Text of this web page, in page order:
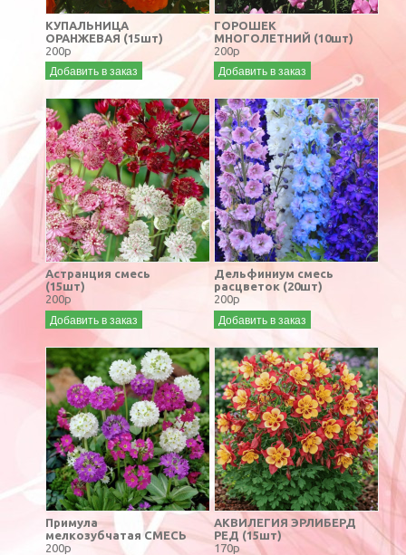
КУПАЛЬНИЦА
ОРАНЖЕВАЯ (15шт)
200р
Добавить в заказ
ГОРОШЕК
МНОГОЛЕТНИЙ (10шт)
200р
Добавить в заказ
Астранция смесь
(15шт)
200р
Добавить в заказ
Дельфиниум смесь
расцветок (20шт)
200р
Добавить в заказ
Примула
мелкозубчатая СМЕСЬ
200р
АКВИЛЕГИЯ ЭРЛИБЕРД
РЕД (15шт)
170р